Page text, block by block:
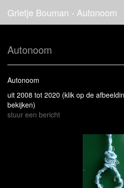
Grietje Bouman - Autonoom
Autonoom
Autonoom
uit 2008 tot 2020 (klik op de
bekijken)
stuur een bericht